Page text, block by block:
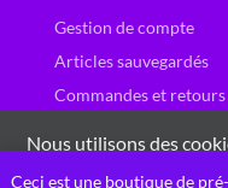
Ceci est une boutique de
Gestion de compte
Articles sauvegardés
Commandes et retours
Nous utilisons des
sur notre site Web. En